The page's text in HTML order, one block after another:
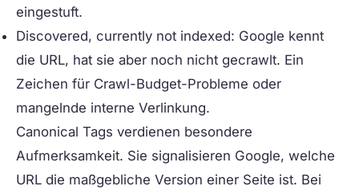
eingestuft.
Discovered, currently not indexed: Google kennt
die URL, hat sie aber noch nicht gecrawlt. Ein
Zeichen für Crawl-Budget-Probleme oder
mangelnde interne Verlinkung.
Canonical Tags verdienen besondere
Aufmerksamkeit. Sie signalisieren Google, welche
URL die maßgebliche Version einer Seite ist. Bei